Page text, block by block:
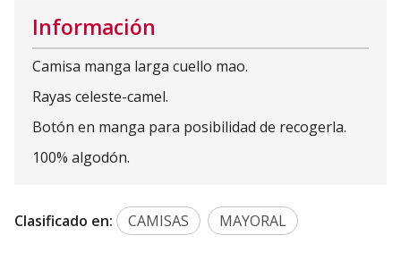
Información
Camisa manga larga cuello mao.
Rayas celeste-camel.
Botón en manga para posibilidad de recogerla.
100% algodón.
Clasificado en: CAMISAS MAYORAL